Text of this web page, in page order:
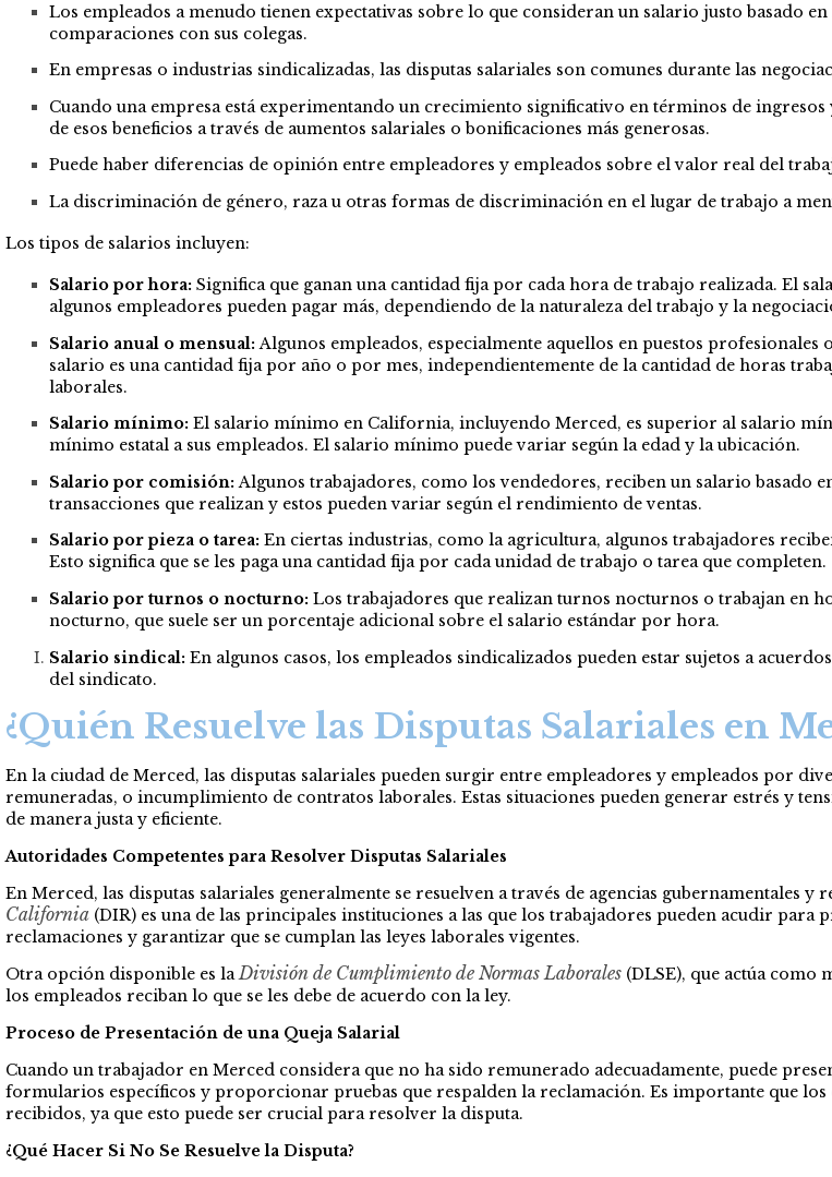
Los empleados a menudo tienen expectativas sobre lo que consideran un salario justo basado
comparaciones con sus colegas.
En empresas o industrias sindicalizadas, las disputas salariales son comunes durante las
Cuando una empresa está experimentando un crecimiento significativo en términos de
de esos beneficios a través de aumentos salariales o bonificaciones más generosas.
Puede haber diferencias de opinión entre empleadores y empleados sobre el valor real del
La discriminación de género, razau otras formas de discriminación en el lugar de trabajo a
Los tipos de salarios incluyen:
Salario por hora: Significa que ganan una cantidad fija por cada hora de trabajo realizada. El
algunos empleadores pueden pagar más, dependiendo de la naturaleza del trabajo y la
Salario anual o mensual:Algunos empleados, especialmente aquellos en puestos
salario es una cantidad fija por año o por mes, independientemente de la cantidad de horas
laborales.
Salario mínimo: El salario mínimo en California, incluyendo Merced, es superior al salario
mínimo estatal a sus empleados. El salario mínimo puede variar según la edad y la ubicación.
Salario por comisión:Algunos trabajadores, como los vendedores, reciben un salario basado
transacciones que realizan y estos pueden variar según el rendimiento de ventas.
Salario por pieza o tarea: En ciertas industrias, como la agricultura, algunos trabajadores
Esto significa que se les paga una cantidad fija por cada unidad de trabajo o tarea que completen.
Salario por turnos o nocturno: Los trabajadores que realizan turnos nocturnos o trabajan en
nocturno, que suele ser un porcentaje adicional sobre el salario estándar por hora.
Salario sindical: En algunos casos, los empleados sindicalizados pueden estar sujetos a
del sindicato.
¿Quién Resuelve las Disputas Salariales en
En la ciudad de Merced, las disputas salariales pueden surgir entre empleadores y empleados por
remuneradas, o incumplimiento de contratos laborales. Estas situaciones pueden generar estrés y
de manera justa y eficiente.
Autoridades Competentes para Resolver Disputas Salariales
En Merced, las disputas salariales generalmente se resuelven a través de agencias gubernamentales y
California (DIR) es una de las principales instituciones a las que los trabajadores pueden acudir para
reclamaciones y garantizar que se cumplan las leyes laborales vigentes.
Otra opción disponible es laDivisión de Cumplimiento de Normas Laborales (DLSE), que actúa
los empleados reciban lo que se les debe de acuerdo con la ley.
Proceso de Presentación de una Queja Salarial
Cuando un trabajador en Merced considera que no ha sido remunerado adecuadamente, puede
formularios específicos y proporcionar pruebas que respalden la reclamación. Es importante que
recibidos, ya que esto puede ser crucial para resolver la disputa.
¿Qué Hacer Si No Se Resuelve la Disputa?